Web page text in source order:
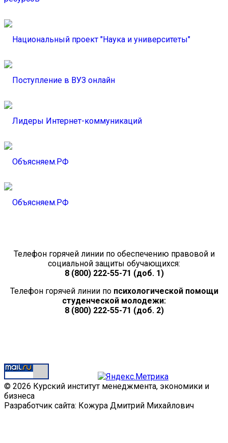
Телефон горячей линии по обеспечению правовой и
социальной защиты обучающихся:
8 (800) 222-55-71 (доб. 1)
Телефон горячей линии попсихологической помощи
студенческой молодежи:
8 (800) 222-55-71 (доб. 2)
© 2026 Курский институт менеджмента, экономики и
бизнеса
Разработчик сайта: Кожура Дмитрий Михайлович